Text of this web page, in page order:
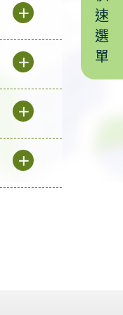
＋
＋
＋
＋
速
選
單